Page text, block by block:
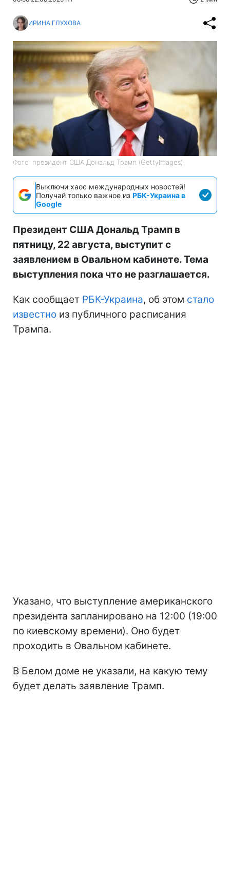
ИРИНА ГЛУХОВА
Фото: президент США Дональд Трамп (GettyImages)
Выключи хаос международных новостей!
Получай только важное из РБК-Украина в
Google
Президент США Дональд Трамп в
пятницу, 22 августа, выступит с
заявлением в Овальном кабинете. Тема
выступления пока что не разглашается.
Как сообщает РБК-Украина, об этом стало
известно из публичного расписания
Трампа.
Указано, что выступление американского
президента запланировано на 12:00 (19:00
по киевскому времени). Оно будет
проходить в Овальном кабинете.
В Белом доме не указали, на какую тему
будет делать заявление Трамп.